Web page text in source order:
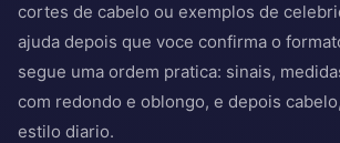
cortes de cabelo ou exemplos de
ajuda depois que voce confirma o
segue uma ordem pratica: sinais,
com redondo e oblongo, e depois
estilo diario.